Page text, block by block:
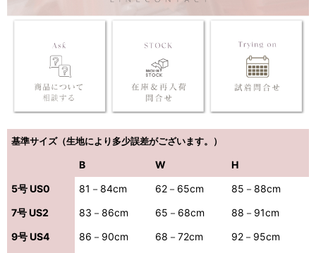
基準サイズ（生地により多少誤差がございます。）
B W
H
5号 US0
81－84cm 62－65cm
85－88cm
7号 US2
83－86cm 65－68cm
88－91cm
9号 US4
86－90cm 68－72cm
92－95cm